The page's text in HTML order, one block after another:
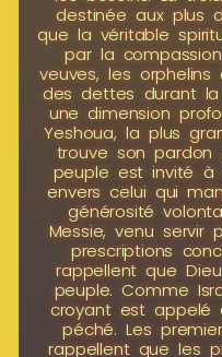
destinée aux plus
que la véritable
par la
veuves, les
des dettes durant
une dimension
Yeshoua, la plus
trouve son
peuple est invité à
envers celui qui
générosité
Messie, venu servir
prescriptions
rappellent que
peuple. Comme
croyant est appelé
péché. Les
rappellent que les